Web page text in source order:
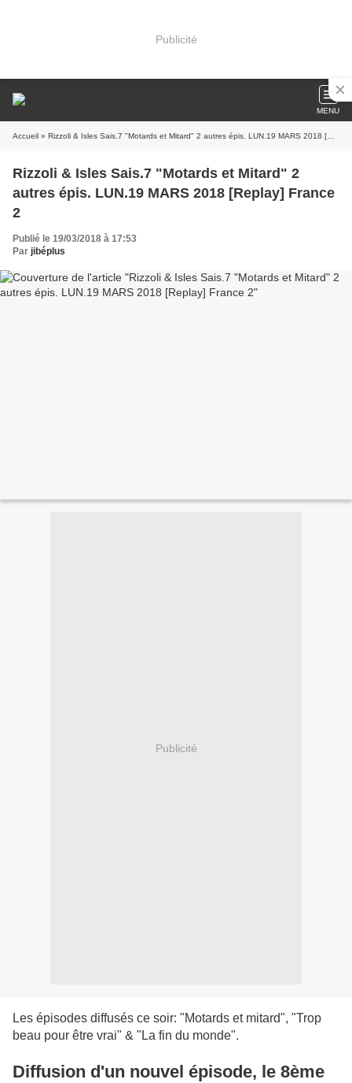
Publicité
MENU
Accueil » Rizzoli & Isles Sais.7 "Motards et Mitard" 2 autres épis. LUN.19 MARS 2018 [Replay] France 2
Rizzoli & Isles Sais.7 "Motards et Mitard" 2
autres épis. LUN.19 MARS 2018 [Replay] France
2
Publié le 19/03/2018 à 17:53
Par jibéplus
Publicité
Les épisodes diffusés ce soir: "Motards et mitard", "Trop
beau pour être vrai" & "La fin du monde".
Diffusion d'un nouvel épisode, le 8ème